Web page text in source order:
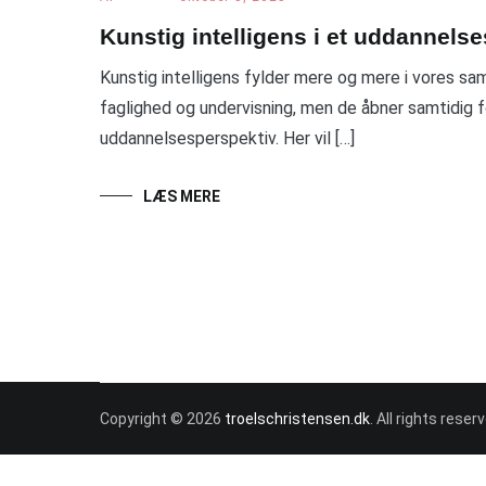
Kunstig intelligens i et
Kunstig intelligens fylder mere og mere i vores
faglighed og undervisning, men de åbner
uddannelsesperspektiv. Her vil […]
LÆS MERE
Copyright © 2026 troelschristensen.dk . All rights